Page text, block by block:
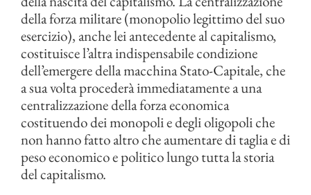
della forza militare (monopolio legittimo del suo
esercizio), anche lei antecedente al capitalismo,
costituisce l’altra indispensabile condizione
dell’emergere della macchina Stato-Capitale, che
a sua volta procederà immediatamente a una
centralizzazione della forza economica
costituendo dei monopoli e degli oligopoli che
non hanno fatto altro che aumentare di taglia e di
peso economico e politico lungo tutta la storia
del capitalismo.